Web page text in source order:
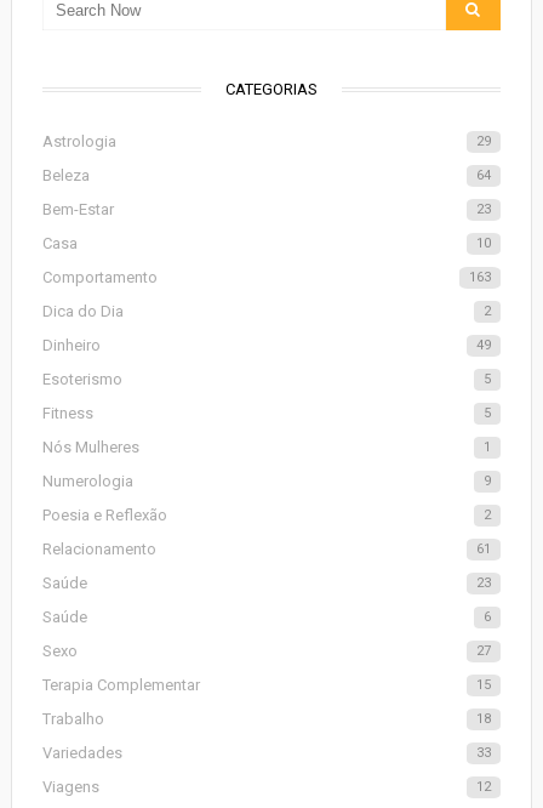
CATEGORIAS
Astrologia 29
Beleza 64
Bem-Estar 23
Casa 10
Comportamento 163
Dica do Dia 2
Dinheiro 49
Esoterismo 5
Fitness 5
Nós Mulheres 1
Numerologia 9
Poesia e Reflexão 2
Relacionamento 61
Saúde 23
Saúde 6
Sexo 27
Terapia Complementar 15
Trabalho 18
Variedades 33
Viagens 12